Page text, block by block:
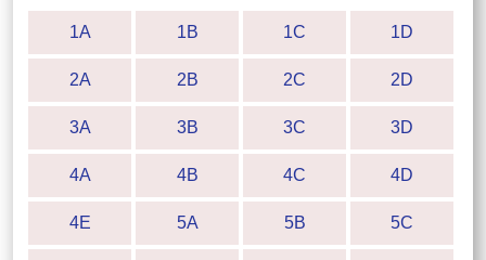
1A 1B 1C 1D
2A 2B 2C 2D
3A 3B 3C 3D
4A 4B 4C 4D
4E 5A 5B 5C